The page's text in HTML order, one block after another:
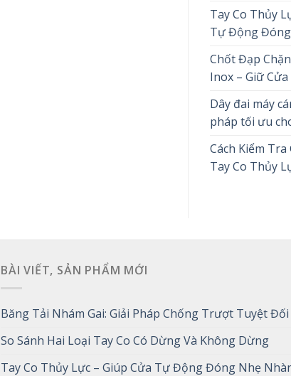
Tay Co Thủy
Tự Động
Chốt Đạp
Inox – Giữ
Dây đai máy
pháp tối ưu
Cách Kiểm
Tay Co Thủy
BÀI VIẾT, SẢN PHẨM MỚI
Băng Tải Nhám Gai: Giải Pháp Chống Trượt Tuyệt Đối
So Sánh Hai Loại Tay Co Có Dừng Và Không Dừng
Tay Co Thủy Lực – Giúp Cửa Tự Động Đóng Nhẹ